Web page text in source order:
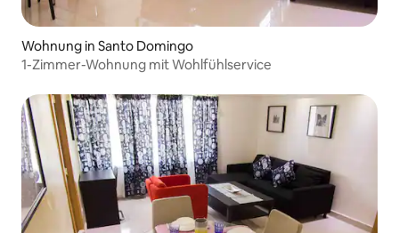
Wohnung in Santo Domingo
1-Zimmer-Wohnung mit Wohlfühlservice